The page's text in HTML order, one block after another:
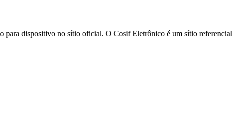
para dispositivo no sítio oficial. O Cosif Eletrônico é um sítio referencial